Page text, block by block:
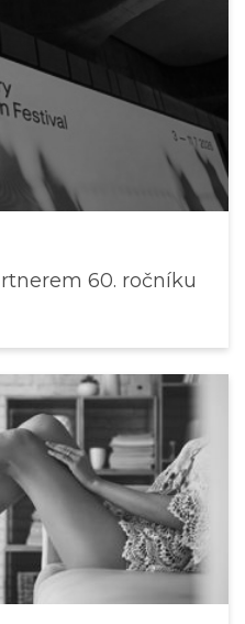
60. ročníku